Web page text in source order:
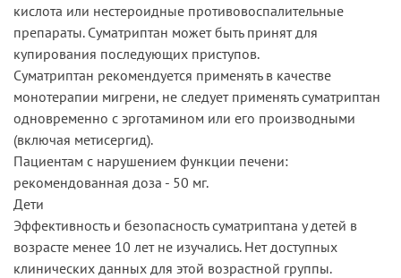
кислота или нестероидные противовоспалительные
препараты. Суматриптан может быть принят для
купирования последующих приступов.
Суматриптан рекомендуется применять в качестве
монотерапии мигрени, не следует применять суматриптан
одновременно с эрготамином или его производными
(включая метисергид).
Пациентам с нарушением функции печени:
рекомендованная доза - 50 мг.
Дети
Эффективность и безопасность суматриптана у детей в
возрасте менее 10 лет не изучались. Нет доступных
клинических данных для этой возрастной группы.